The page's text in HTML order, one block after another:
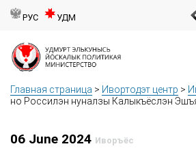
РУС УДМ
Главная страница > Ивортодэт центр >
но Россилэн нуналзы Калыкъёслэн
06 June 2024 Иворъёс